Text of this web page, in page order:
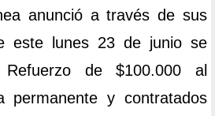
anunció a través de sus
este lunes 23 de junio se
de $100.000 al
permanente y contratados